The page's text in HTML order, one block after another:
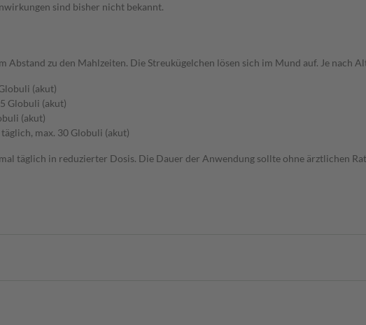
sind bisher nicht bekannt.
zu den Mahlzeiten. Die Streukügelchen lösen sich im Mund auf. Je nach
(akut)
Globuli (akut)
(akut)
max. 30 Globuli (akut)
täglich in reduzierter Dosis. Die Dauer der Anwendung sollte ohne ärztlichen